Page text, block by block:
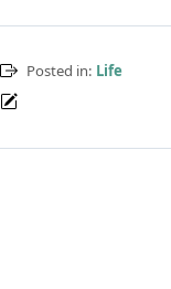
Posted in: Life